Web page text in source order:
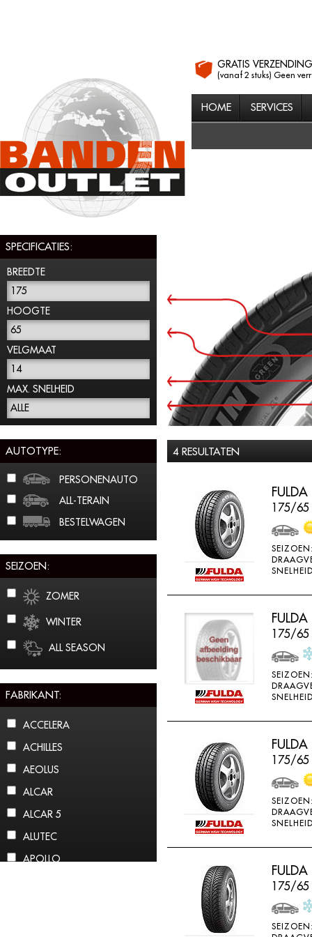
GRATIS VERZENDING
(vanaf 2 stuks) Geen
HOME SERVICES
SPECIFICATIES:
BREEDTE
175
HOOGTE
65
VELGMAAT
14
MAX. SNELHEID
ALLE
AUTOTYPE:
PERSONENAUTO
ALL-TERAIN
BESTELWAGEN
SEIZOEN:
ZOMER
WINTER
ALL SEASON
FABRIKANT:
ACCELERA
ACHILLES
AEOLUS
ALCAR
ALCAR 5
ALUTEC
APOLLO
4 RESULTATEN
175/65
175/65
175/65
175/65